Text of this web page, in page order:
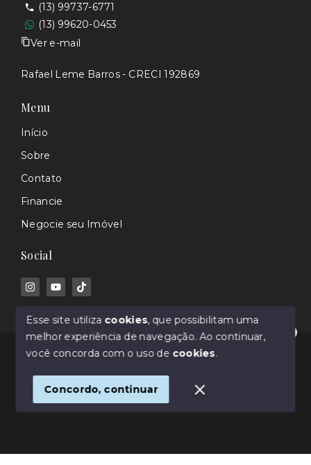
Olá! Estamos disponíveis para te ajudar.
(13) 99737-6771
(13) 99620-0453
Ver e-mail
Rafael Leme Barros - CRECI 192869
Menu
Início
Sobre
Contato
Financie
Negocie seu Imóvel
Social
© Copyright 2026 - Rafael Barros - Corretor de
SITE PARA IMOBILIARIA
Esse site utiliza cookies, que possibilitam uma
melhor experiência de navegação.Ao continuar,
você concorda com o uso de cookies.
Concordo, continuar